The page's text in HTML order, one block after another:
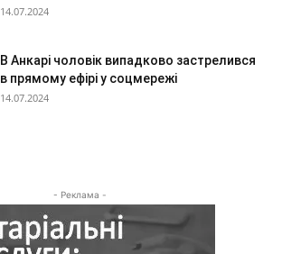
14.07.2024
В Анкарі чоловік випадково застрелився
в прямому ефірі у соцмережі
14.07.2024
- Реклама -